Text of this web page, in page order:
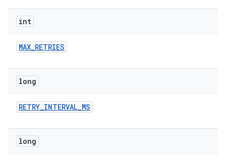
int
MAX_RETRIES
long
RETRY_INTERVAL_MS
long